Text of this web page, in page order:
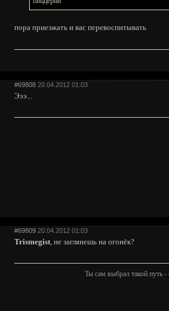
пора приезжать и вас перевоспитывать
#69808 20.04.2012 01:03
Эээ...
#69809 20.04.2012 01:03
Trismegist, не заглянешь на огонёк?
Ты сам выбрал такой путь -